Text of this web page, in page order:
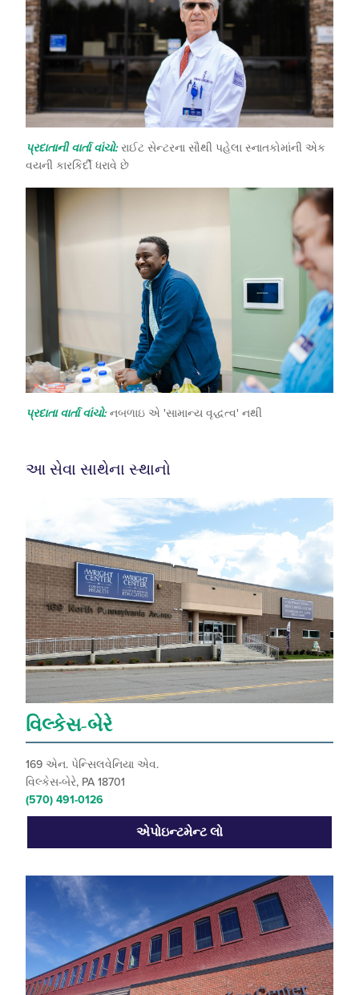
પ્રદાતાની વાર્તા વાંચો:રાઈટ સેન્ટરના સૌથી પહેલા સ્નાતકોમાંની એક
વયની કારકિર્દી ધરાવે છે
પ્રદાતા વાર્તા વાંચો:નબળાઇ એ 'સામાન્ય વૃદ્ધત્વ' નથી
આ સેવા સાથેના સ્થાનો
વિલ્કેસ-બેરે
169 એન. પેન્સિલવેનિયા એવ.
વિલ્કેસ-બેરે, PA 18701
(570) 491-0126
એપોઇન્ટમેન્ટ લો